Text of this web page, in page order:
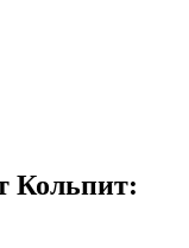
Кольпит: